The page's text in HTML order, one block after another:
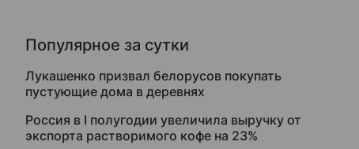
Популярное за сутки
Лукашенко призвал белорусов покупать
пустующие дома в деревнях
Россия в I полугодии увеличила выручку от
экспорта растворимого кофе на 23%